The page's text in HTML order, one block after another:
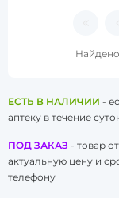
Найдено
ЕСТЬ В НАЛИЧИИ -
аптеку в течение
ПОД ЗАКАЗ - товар
актуальную цену и
телефону